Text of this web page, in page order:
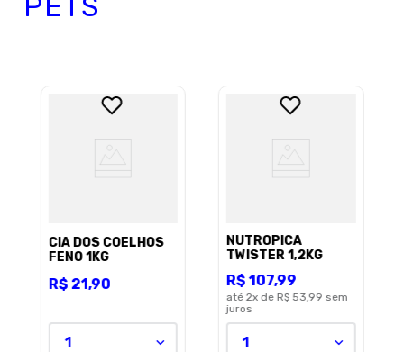
Seu nome
Endereço de email
Escreva uma avaliação
CIA DOS COELHOS
FENO 1KG
R$ 21,90
1
NUTROPICA
TWISTER 1,2KG
R$ 107,99
até 2x de R$ 53,99 sem
juros
1